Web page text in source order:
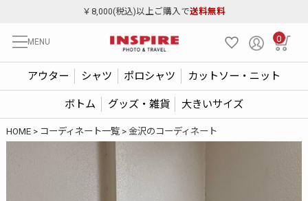
￥8,000(税込)以上ご購入で送料無料
MENU 0
アウター シャツ ポロシャツ カットソー・ニット
ボトム グッズ・雑貨 大きいサイズ
HOME コーディネート一覧 金沢のコーディネート